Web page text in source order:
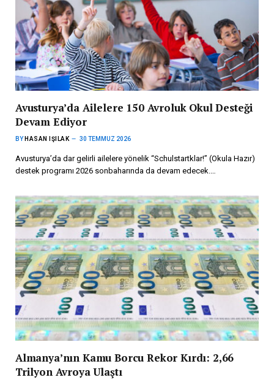
Avusturya’da Ailelere 150 Avroluk Okul Desteği
Devam Ediyor
BY HASAN IŞILAK 30 TEMMUZ 2026
Avusturya’da dar gelirli ailelere yönelik “Schulstartklar!” (Okula Hazır)
destek programı 2026 sonbaharında da devam edecek.…
Almanya’nın Kamu Borcu Rekor Kırdı: 2,66
Trilyon Avroya Ulaştı